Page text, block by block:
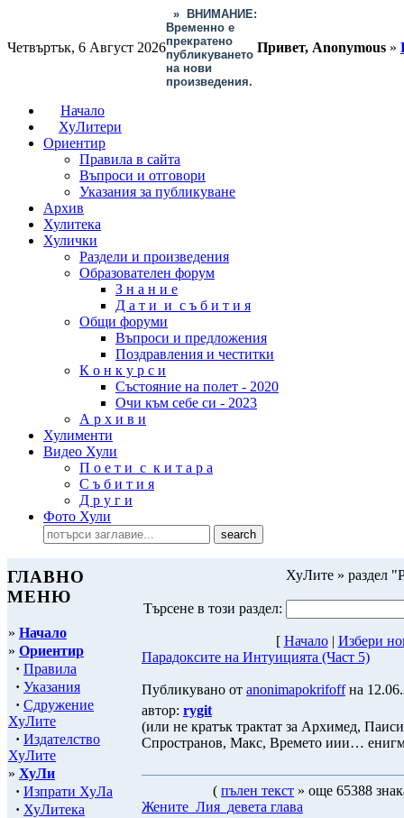
Четвъртък, 6 Август 2026
»
ВНИМАНИЕ:
Временно е
прекратено
публикуването
на нови
произведения.
Привет, Anonymous »
Начало
ХуЛитери
Ориентир
Правила в сайта
Въпроси и отговори
Указания за публикуване
Архив
Хулитека
Хулички
Раздели и произведения
Образователен форум
З н а н и е
Д а т и и с ъ б и т и я
Общи форуми
Въпроси и предложения
Поздравления и честитки
К о н к у р с и
Състояние на полет - 2020
Очи към себе си - 2023
А р х и в и
Хулименти
Видео Хули
П о е т и с к и т а р а
С ъ б и т и я
Д р у г и
Фото Хули
ГЛАВНО
МЕНЮ
» Начало
» Ориентир
· Правила
· Указания
· Сдружение
ХуЛите
· Издателство
ХуЛите
» ХуЛи
· Изпрати ХуЛа
· ХуЛитека
ХуЛите » раздел
Търсене в този раздел:
[ Начало| Избeри
Парадоксите на Интуицията (Част 5)
Публикувано от anonimapokrifoffна
автор: rygit
(или не кратък трактат за Архимед,
Спространов, Макс, Времето иии…
( пълен текст » още 65388
Жените_Лия_девета глава